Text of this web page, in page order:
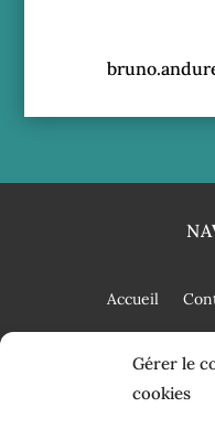
Gérer le
cookies
Accueil